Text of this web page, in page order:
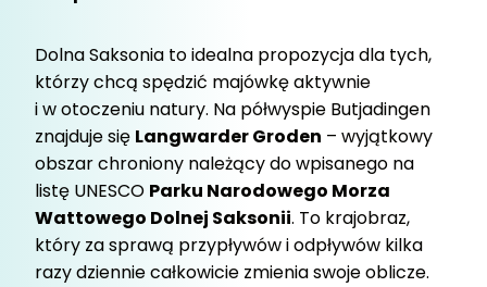
Dolna Saksonia to idealna propozycja dla tych,
którzy chcą spędzić majówkę aktywnie
i w otoczeniu natury. Na półwyspie Butjadingen
znajduje się Langwarder Groden – wyjątkowy
obszar chroniony należący do wpisanego na
listę UNESCO Parku Narodowego Morza
Wattowego Dolnej Saksonii. To krajobraz,
który za sprawą przypływów i odpływów kilka
razy dziennie całkowicie zmienia swoje oblicze.